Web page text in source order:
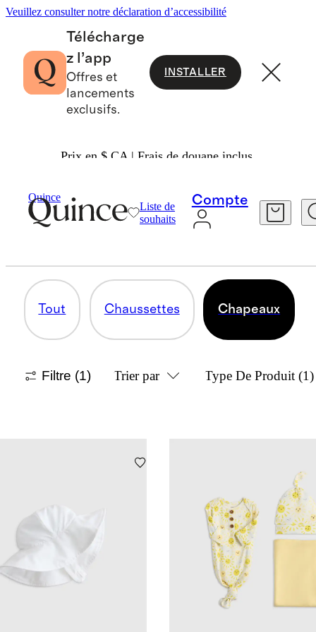
Veuillez consulter notre déclaration d’accessibilité
Télécharge
z l’app
Offres et
lancements
exclusifs.
INSTALLER
Prix en $ CA | Frais de douane inclus.
Quince
Liste de
souhaits
Compte
Accessoires
CHAPEAUX
Tout Chaussettes Chapeaux
Filtre (1) Trier par Type De Produit (1)